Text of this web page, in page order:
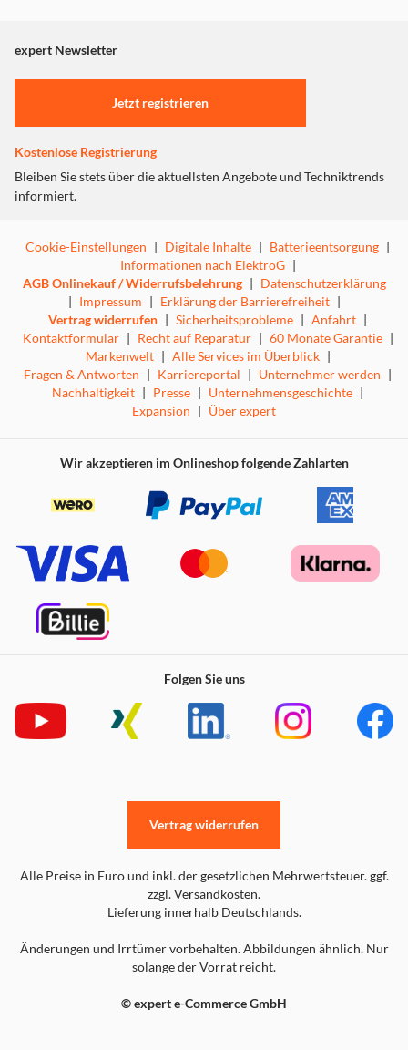
8 - The world and her mother
expert Newsletter
Jetzt registrieren
Kostenlose Registrierung
Bleiben Sie stets über die aktuellsten Angebote und Techniktrends
informiert.
Cookie-Einstellungen | Digitale Inhalte | Batterieentsorgung |
Informationen nach ElektroG |
AGB Onlinekauf / Widerrufsbelehrung | Datenschutzerklärung
| Impressum | Erklärung der Barrierefreiheit |
Vertrag widerrufen | Sicherheitsprobleme | Anfahrt |
Kontaktformular | Recht auf Reparatur | 60 Monate Garantie |
Markenwelt | Alle Services im Überblick |
Fragen & Antworten | Karriereportal | Unternehmer werden |
Nachhaltigkeit | Presse | Unternehmensgeschichte |
Expansion | Über expert
Wir akzeptieren im Onlineshop folgende Zahlarten
Folgen Sie uns
Alle Preise in Euro und inkl. der gesetzlichen Mehrwertsteuer. ggf.
zzgl. Versandkosten.
Lieferung innerhalb Deutschlands.
Änderungen und Irrtümer vorbehalten. Abbildungen ähnlich. Nur
solange der Vorrat reicht.
© expert e-Commerce GmbH
Vertrag widerrufen